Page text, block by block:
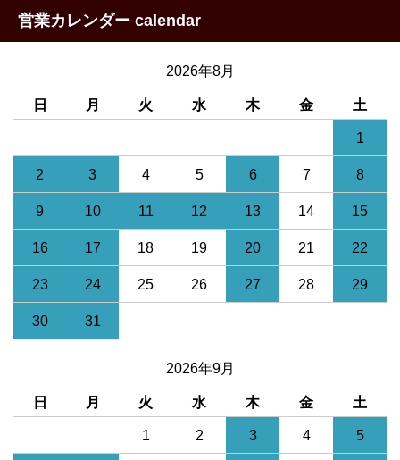
営業カレンダー calendar
2026年8月
日 月 火 水 木 金 土
1
2 3 4 5 6 7 8
9 10 11 12 13 14 15
16 17 18 19 20 21 22
23 24 25 26 27 28 29
30 31
2026年9月
日 月 火 水 木 金 土
1 2 3 4 5